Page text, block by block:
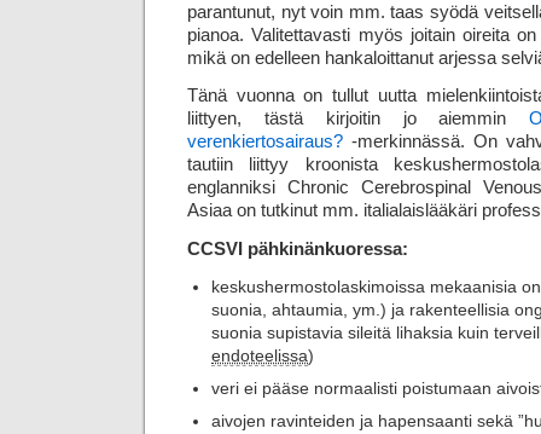
parantunut, nyt voin mm. taas syödä
pianoa. Valitettavasti myös joitain oireita
mikä on edelleen hankaloittanut arjessa
Tänä vuonna on tullut uutta
liittyen, tästä kirjoitin jo aiemmin
verenkiertosairaus? -merkinnässä. On
tautiin liittyy kroonista
englanniksi Chronic Cerebrospinal
Asiaa on tutkinut mm. italialaislääkäri
CCSVI pähkinänkuoressa:
keskushermostolaskimoissa mekaanisia
suonia, ahtaumia, ym.) ja rakenteellisia
suonia supistavia sileitä lihaksia kuin
endoteelissa)
veri ei pääse normaalisti poistumaan
aivojen ravinteiden ja hapensaanti sekä